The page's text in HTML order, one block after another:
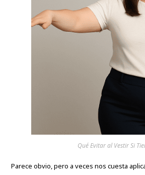
Qué Evitar al Vestir Si
Parece obvio, pero a veces nos cuesta